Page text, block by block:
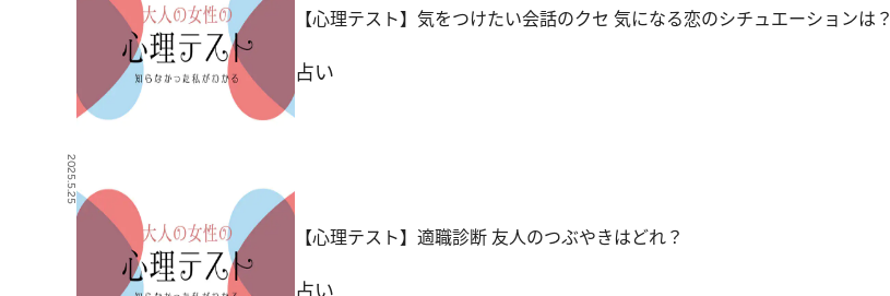
【心理テスト】気をつけたい会話のクセ 気になる恋のシチュエーションは？
占い
2025.5.25
【心理テスト】適職診断 友人のつぶやきはどれ？
占い